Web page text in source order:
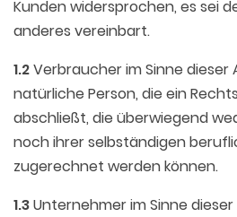
Kunden widersprochen, es sei
anderes vereinbart.
1.2Verbraucher im Sinne dieser
natürliche Person, die ein
abschließt, die überwiegend
noch ihrer selbständigen
zugerechnet werden können.
1.3Unternehmer im Sinne dieser